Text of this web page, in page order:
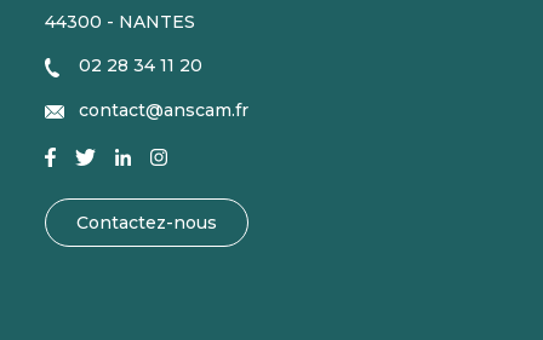
44300 - NANTES
02 28 34 11 20
contact@anscam.fr
Contactez-nous